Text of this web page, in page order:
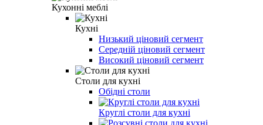
Кухонні меблі
Кухні
Низький ціновий сегмент
Середній ціновий сегмент
Високий ціновий сегмент
Столи для кухні
Обідні столи
Круглі столи для кухні